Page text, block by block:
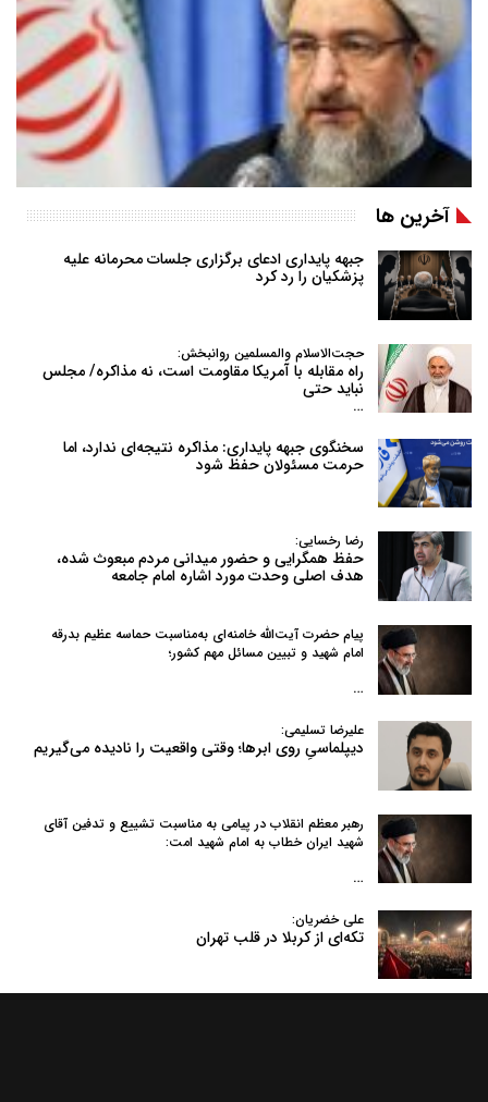
آخرین ها
جبهه پایداری ادعای برگزاری جلسات محرمانه علیه
پزشکیان را رد کرد
حجت‌الاسلام والمسلمین روانبخش:
راه مقابله با آمریکا مقاومت است، نه مذاکره/ مجلس
نباید حتی
…
سخنگوی جبهه پایداری: مذاکره نتیجه‌ای ندارد، اما
حرمت مسئولان حفظ شود
رضا رخسایی:
حفظ همگرایی و حضور میدانی مردم مبعوث شده،
هدف اصلی وحدت مورد اشاره امام جامعه
پیام حضرت آیت‌الله خامنه‌ای به‌مناسبت حماسه عظیم بدرقه
امام شهید و تبیین مسائل مهم کشور؛
…
علیرضا تسلیمی:
دیپلماسیِ روی ابرها؛ وقتی واقعیت را نادیده می‌گیریم
رهبر معظم انقلاب در پیامی به‌ مناسبت تشییع و تدفین آقای
شهید ایران خطاب به امام شهید امت:
…
علی خضریان:
تکه‌ای از کربلا در قلب تهران